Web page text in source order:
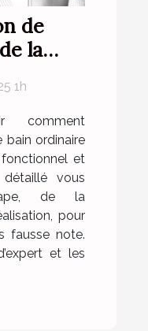
de
la
1h
comment
bain ordinaire
et
vous
de la
pour
fausse note.
et les